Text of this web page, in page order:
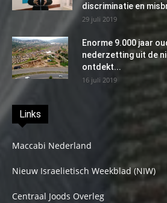
discriminatie en
29 juli 2019
Enorme 9.000 jaar
nederzetting uit de
ontdekt...
16 juli 2019
Links
Maccabi Nederland
Nieuw Israelietisch Weekblad (NIW)
Centraal Joods Overleg